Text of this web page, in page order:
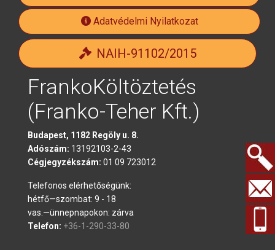
Adatvédelmi Nyilatkozat
NAIH-91102/2015
FrankoKöltöztetés
(Franko-Teher Kft.)
Budapest, 1182 Regöly u. 8.
Adószám: 13192103-2-43
Cégjegyzékszám: 01 09 723012
Telefonos elérhetőségünk:
hétfő—szombat: 9 - 18
vas.—ünnepnapokon: zárva
Telefon: +36-1-290-33-80